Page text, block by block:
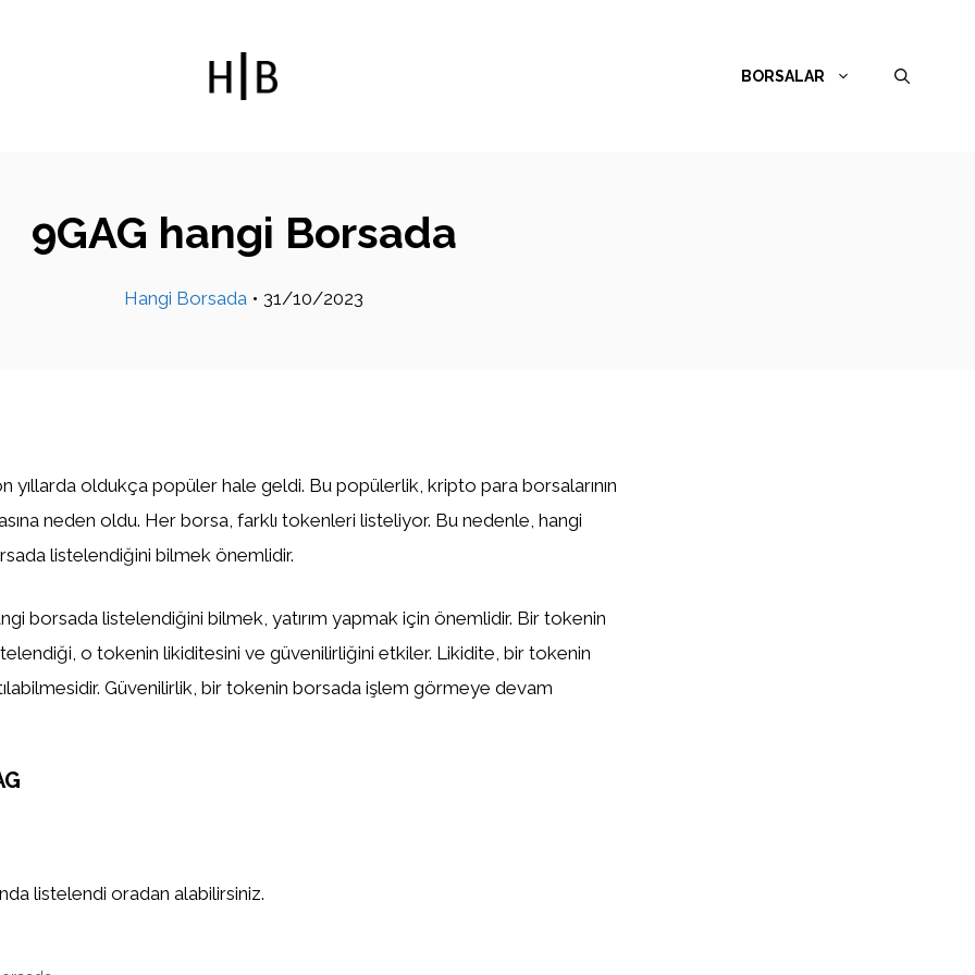
BORSALAR
9GAG hangi Borsada
Hangi Borsada • 31/10/2023
yıllarda oldukça popüler hale geldi. Bu popülerlik, kripto para borsalarının
neden oldu. Her borsa, farklı tokenleri listeliyor. Bu nedenle, hangi
listelendiğini bilmek önemlidir.
borsada listelendiğini bilmek, yatırım yapmak için önemlidir. Bir tokenin
o tokenin likiditesini ve güvenilirliğini etkiler. Likidite, bir tokenin
Güvenilirlik, bir tokenin borsada işlem görmeye devam
listelendi oradan alabilirsiniz.